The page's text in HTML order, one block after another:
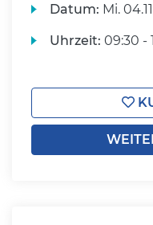
Datum: Mi.
Uhrzeit: 09:30 -